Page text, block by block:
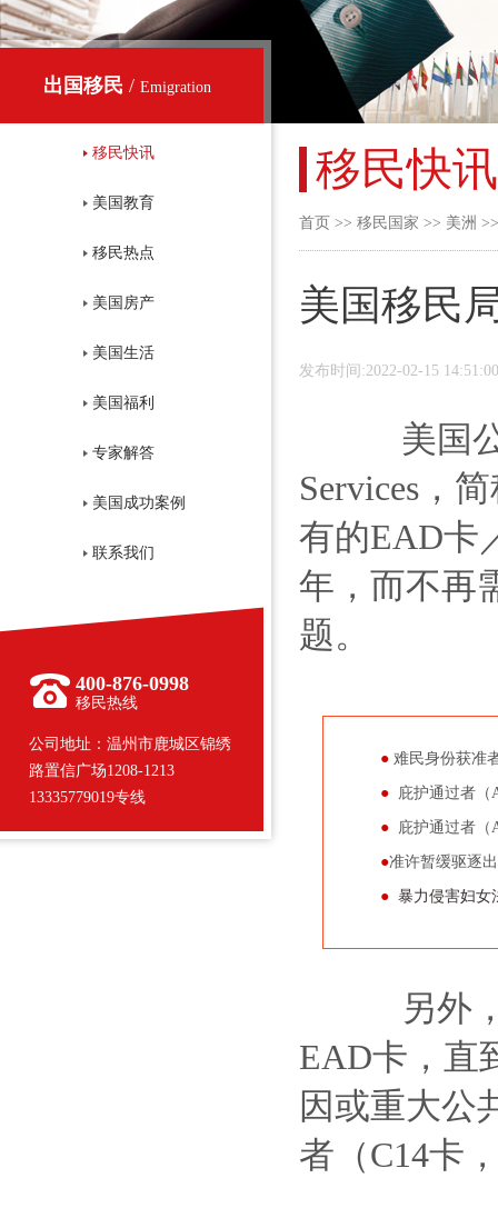
出国移民 / Emigration
移民快讯
美国教育
移民热点
美国房产
美国生活
美国福利
专家解答
美国成功案例
联系我们
400-876-0998
移民热线
公司地址：温州市鹿城区锦绣
路置信广场1208-1213
13335779019专线
移民快讯
首页 >> 移民国家 >> 美洲
美国移民
发布时间:2022-02-15 14:51:00
美国公
Services，
有的EAD卡
年，而不再
题。
● 难民身份获准
● 庇护通过者（
● 庇护通过者（
●准许暂缓驱逐
● 暴力侵害妇女
另外，
EAD卡，直
因或重大公
者（C14卡